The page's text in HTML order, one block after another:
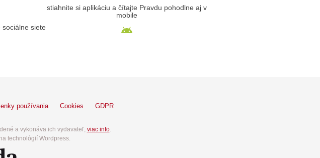
sociálne siete
stiahnite si aplikáciu a čítajte Pravdu pohodlne aj v
mobile
používania Cookies GDPR
a vykonáva ich vydavateľ, viac info.
technológií Wordpress.